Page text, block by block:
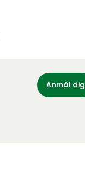
Anmäl dig